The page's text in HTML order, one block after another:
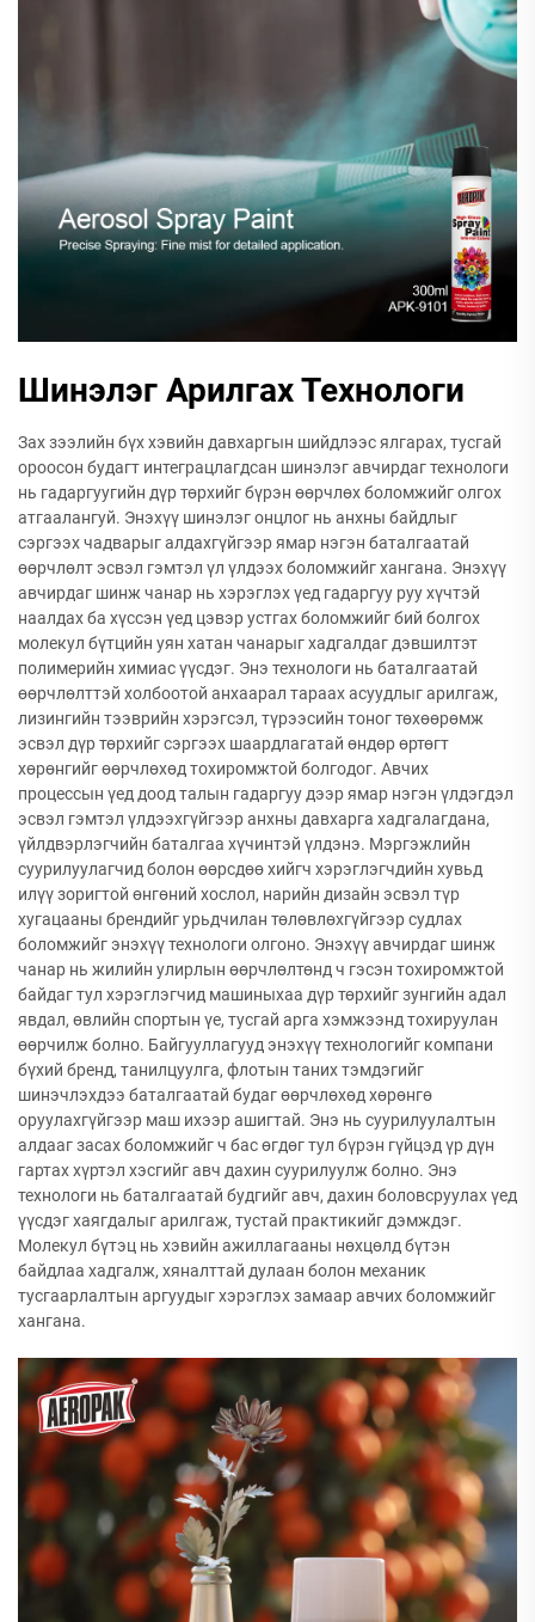
Шинэлэг Арилгах Технологи
Зах зээлийн бүх хэвийн давхаргын шийдлээс ялгарах, тусгай
ороосон будагт интеграцлагдсан шинэлэг авчирдаг технологи
нь гадаргуугийн дүр төрхийг бүрэн өөрчлөх боломжийг олгох
атгаалангуй. Энэхүү шинэлэг онцлог нь анхны байдлыг
сэргээх чадварыг алдахгүйгээр ямар нэгэн баталгаатай
өөрчлөлт эсвэл гэмтэл үл үлдээх боломжийг хангана. Энэхүү
авчирдаг шинж чанар нь хэрэглэх үед гадаргуу руу хүчтэй
наалдах ба хүссэн үед цэвэр устгах боломжийг бий болгох
молекул бүтцийн уян хатан чанарыг хадгалдаг дэвшилтэт
полимерийн химиас үүсдэг. Энэ технологи нь баталгаатай
өөрчлөлттэй холбоотой анхаарал тараах асуудлыг арилгаж,
лизингийн тээврийн хэрэгсэл, түрээсийн тоног төхөөрөмж
эсвэл дүр төрхийг сэргээх шаардлагатай өндөр өртөгт
хөрөнгийг өөрчлөхөд тохиромжтой болгодог. Авчих
процессын үед доод талын гадаргуу дээр ямар нэгэн үлдэгдэл
эсвэл гэмтэл үлдээхгүйгээр анхны давхарга хадгалагдана,
үйлдвэрлэгчийн баталгаа хүчинтэй үлдэнэ. Мэргэжлийн
суурилуулагчид болон өөрсдөө хийгч хэрэглэгчдийн хувьд
илүү зоригтой өнгөний хослол, нарийн дизайн эсвэл түр
хугацааны брендийг урьдчилан төлөвлөхгүйгээр судлах
боломжийг энэхүү технологи олгоно. Энэхүү авчирдаг шинж
чанар нь жилийн улирлын өөрчлөлтөнд ч гэсэн тохиромжтой
байдаг тул хэрэглэгчид машиныхаа дүр төрхийг зунгийн адал
явдал, өвлийн спортын үе, тусгай арга хэмжээнд тохируулан
өөрчилж болно. Байгууллагууд энэхүү технологийг компани
бүхий бренд, танилцуулга, флотын таних тэмдэгийг
шинэчлэхдээ баталгаатай будаг өөрчлөхөд хөрөнгө
оруулахгүйгээр маш ихээр ашигтай. Энэ нь суурилуулалтын
алдааг засах боломжийг ч бас өгдөг тул бүрэн гүйцэд үр дүн
гартах хүртэл хэсгийг авч дахин суурилуулж болно. Энэ
технологи нь баталгаатай будгийг авч, дахин боловсруулах үед
үүсдэг хаягдалыг арилгаж, тустай практикийг дэмждэг.
Молекул бүтэц нь хэвийн ажиллагааны нөхцөлд бүтэн
байдлаа хадгалж, хяналттай дулаан болон механик
тусгаарлалтын аргуудыг хэрэглэх замаар авчих боломжийг
хангана.